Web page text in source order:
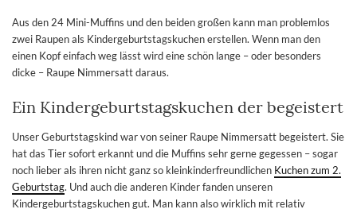
Aus den 24 Mini-Muffins und den beiden großen kann man problemlos
zwei Raupen als Kindergeburtstagskuchen erstellen. Wenn man den
einen Kopf einfach weg lässt wird eine schön lange – oder besonders
dicke – Raupe Nimmersatt daraus.
Ein Kindergeburtstagskuchen der begeistert
Unser Geburtstagskind war von seiner Raupe Nimmersatt begeistert. Sie
hat das Tier sofort erkannt und die Muffins sehr gerne gegessen – sogar
noch lieber als ihren nicht ganz so kleinkinderfreundlichen Kuchen zum 2.
Geburtstag. Und auch die anderen Kinder fanden unseren
Kindergeburtstagskuchen gut. Man kann also wirklich mit relativ